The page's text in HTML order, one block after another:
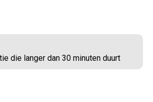
die langer dan 30 minuten duurt